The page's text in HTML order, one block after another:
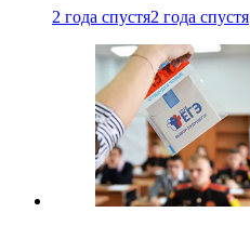
2 года спустя2 года спустя